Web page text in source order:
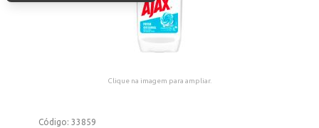
Clique na imagem para ampliar.
Código:33859